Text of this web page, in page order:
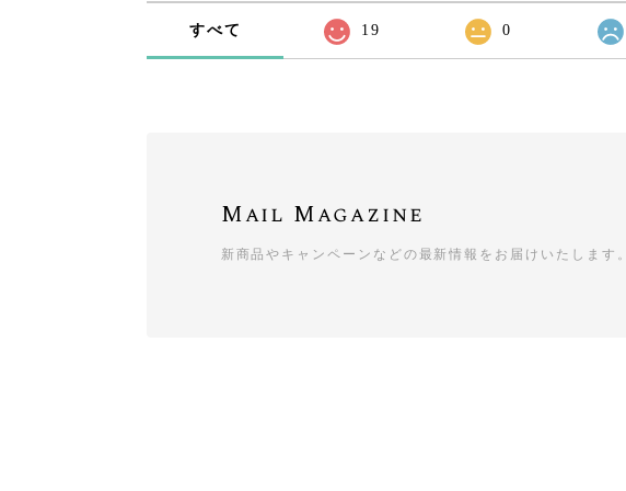
すべて 19 0
Mail Magazine
新商品やキャンペーンなどの最新情報をお届けいたします。